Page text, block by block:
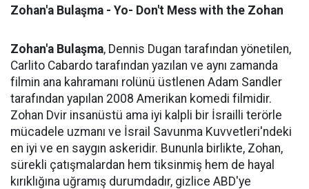
Zohan'a Bulaşma - Yo- Don't Mess with the Zohan
Zohan'a Bulaşma, Dennis Dugan tarafından yönetilen,
Carlito Cabardo tarafından yazılan ve aynı zamanda
filmin ana kahramanı rolünü üstlenen Adam Sandler
tarafından yapılan 2008 Amerikan komedi filmidir.
Zohan Dvir insanüstü ama iyi kalpli bir İsrailli terörle
mücadele uzmanı ve İsrail Savunma Kuvvetleri'ndeki
en iyi ve en saygın askeridir. Bununla birlikte, Zohan,
sürekli çatışmalardan hem tiksinmiş hem de hayal
kırıklığına uğramış durumdadır, gizlice ABD'ye